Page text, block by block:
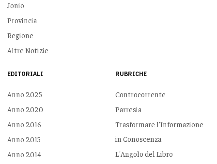
Jonio
Provincia
Regione
Altre Notizie
EDITORIALI
Anno 2025
Anno 2020
Anno 2016
Anno 2015
Anno 2014
RUBRICHE
Controcorrente
Parresia
Trasformare l'Informazione
in Conoscenza
L'Angolo del Libro